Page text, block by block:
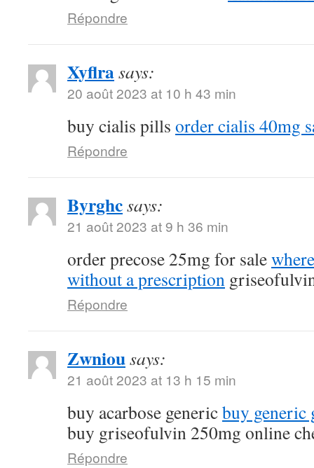
Répondre
Xyflrasays:
20 août 2023 at 10 h 43 min
buy cialis pills order cialis 40mg
Répondre
Byrghcsays:
21 août 2023 at 9 h 36 min
order precose 25mg for sale
without a prescription
Répondre
Zwniousays:
21 août 2023 at 13 h 15 min
buy acarbose genericbuy generic
buy griseofulvin 250mg online
Répondre